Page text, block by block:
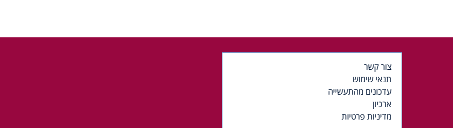
צור קשר
תנאי שימוש
עדכונים מהתעשייה
ארכיון
מדיניות פרטיות